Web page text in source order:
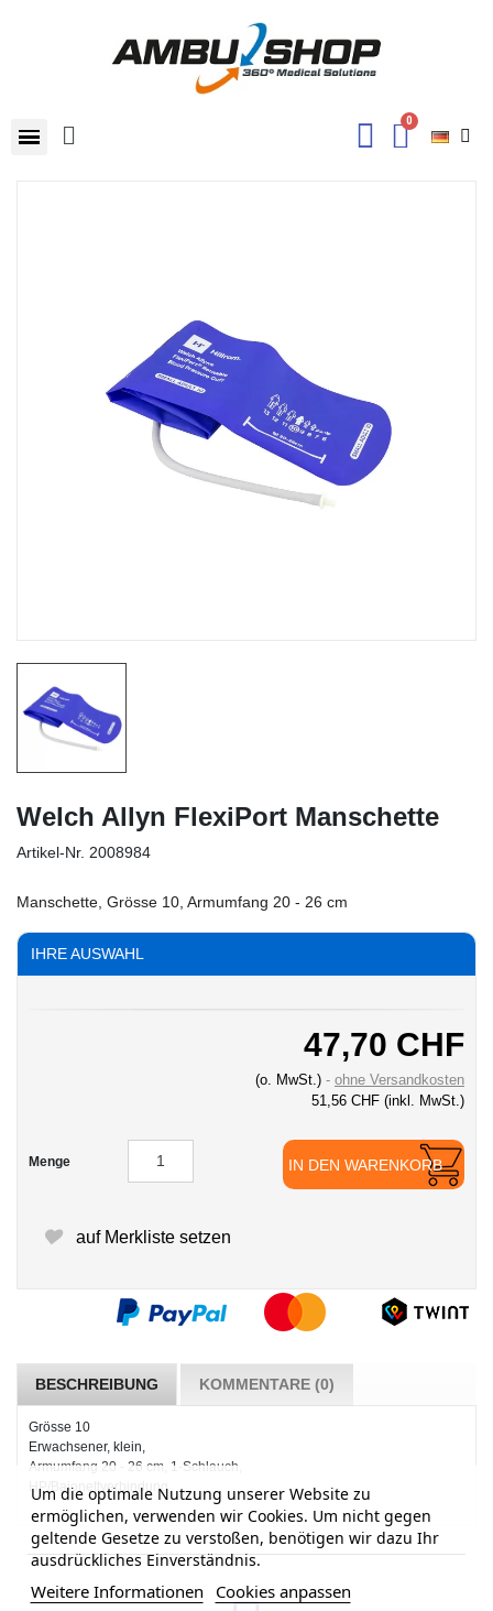
Welch Allyn FlexiPort Manschette
Artikel-Nr. 2008984
Manschette, Grösse 10, Armumfang 20 - 26 cm
IHRE AUSWAHL
47,70 CHF
(o. MwSt.)
ohne Versandkosten
51,56 CHF (inkl. MwSt.)
Menge IN DEN WARENKORB
auf Merkliste setzen
BESCHREIBUNG KOMMENTARE (0)
Grösse 10
Erwachsener, klein,
Armumfang 20 - 26 cm, 1-Schlauch,
HP/Bajonettverbindung
Um die optimale Nutzung unserer Website zu
ermöglichen, verwenden wir Cookies. Um nicht gegen
geltende Gesetze zu verstoßen, benötigen wir dazu Ihr
ausdrückliches Einverständnis.
Weitere Informationen Cookies anpassen